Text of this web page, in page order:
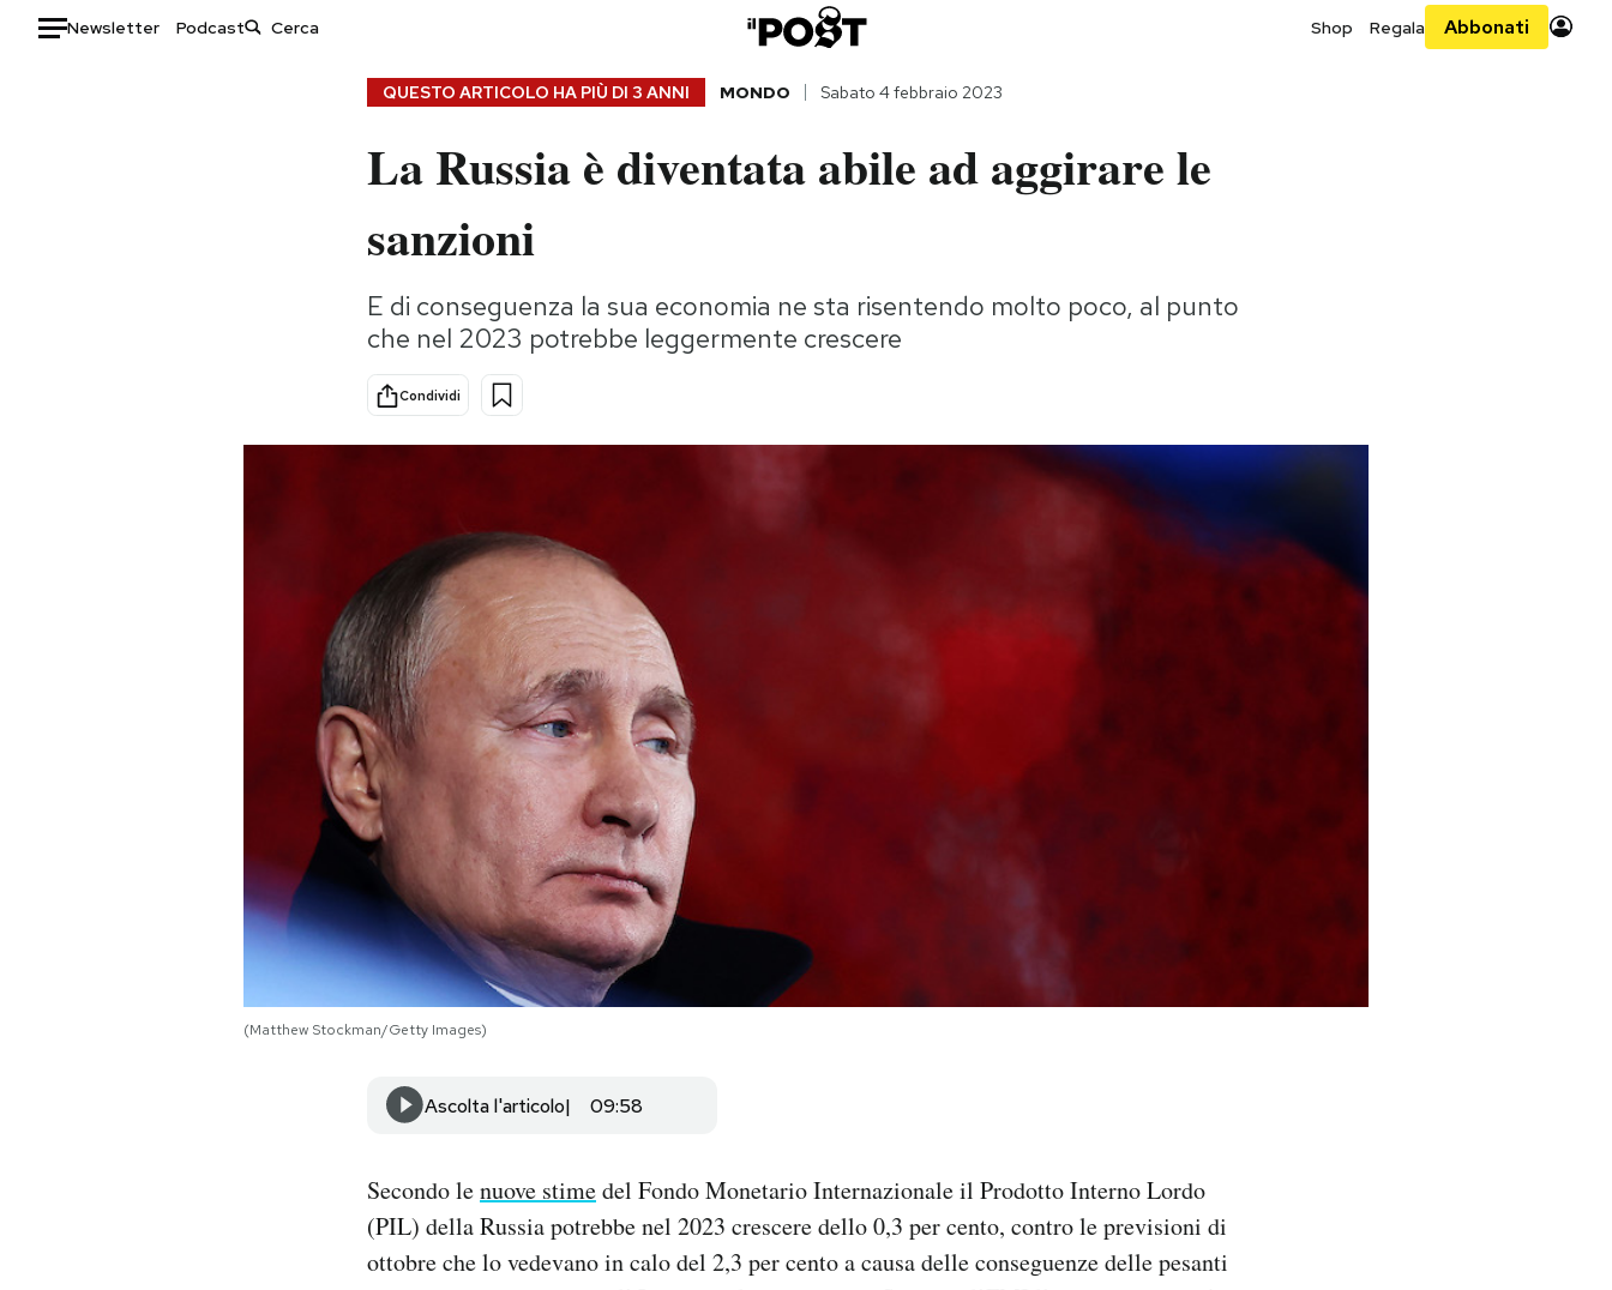
Newsletter Podcast Shop Regala Abbonati
Storie/Idee
Ok Boomer!
Altrecose
QUESTO ARTICOLO HA PIÙ DI 3 ANNI MONDO Sabato 4 febbraio 2023
La Russia è diventata abile ad aggirare le
sanzioni
E di conseguenza la sua economia ne sta risentendo molto poco, al punto
che nel 2023 potrebbe leggermente crescere
Condividi
(Matthew Stockman/Getty Images)
Ascolta l'articolo 09:58
Secondo lenuove stimedel Fondo Monetario Internazionale il Prodotto Interno Lordo
(PIL) della Russia potrebbe nel 2023 crescere dello 0,3 per cento, contro le previsioni di
ottobre che lo vedevano in calo del 2,3 per cento a causa delle conseguenze delle pesanti